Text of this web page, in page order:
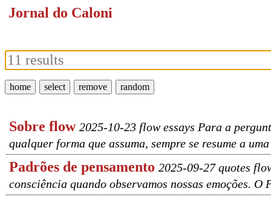
Jornal do Caloni
home select remove random
Sobre flow 2025-10-23 flow essays Para a
qualquer forma que assuma, sempre se resume a
Padrões de pensamento 2025-09-27 quotes
consciência quando observamos nossas emoções.